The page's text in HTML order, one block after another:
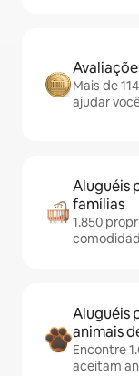
Mais de
ajudar
Aluguéis
famílias
1.850
Aluguéis
animais
Encontre
aceitam